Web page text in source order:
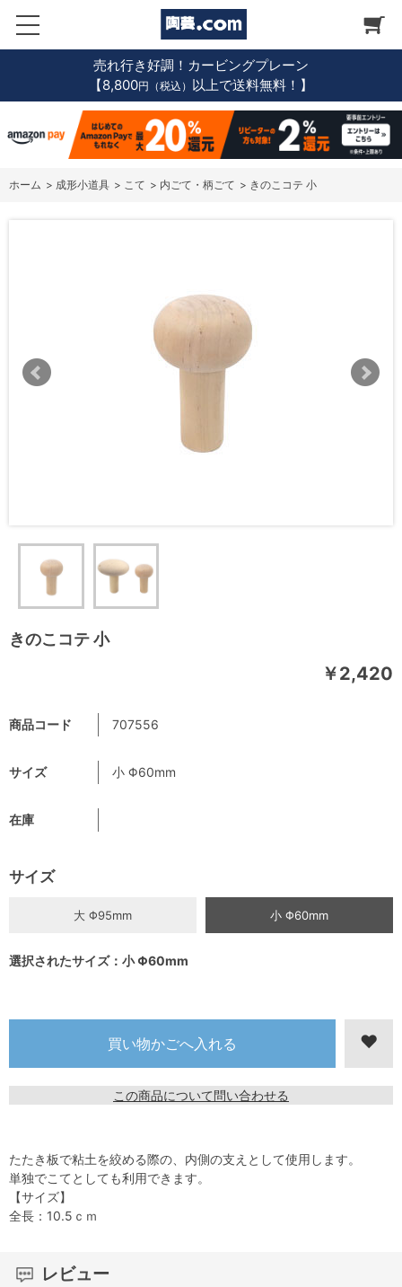
売れ行き好調！カービングプレーン
【8,800円（税込） 以上で送料無料！】
ホーム > 成形小道具 > こて > 内ごて・柄ごて > きのこコテ 小
きのこコテ 小
￥2,420
商品コード 707556
サイズ 小 Φ60mm
在庫
サイズ
大 Φ95mm 小 Φ60mm
選択されたサイズ：小 Φ60mm
この商品について問い合わせる
たたき板で粘土を絞める際の、内側の支えとして使用します。
単独でこてとしても利用できます。
【サイズ】
全長：10.5ｃｍ
レビュー